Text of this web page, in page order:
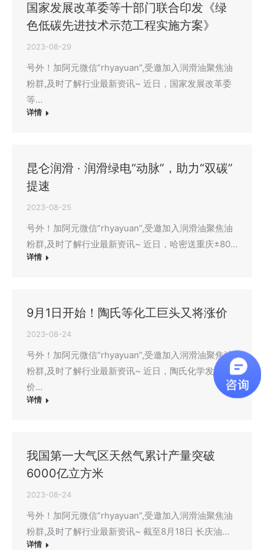
国家发展改革委等十部门联合印发《绿
色低碳先进技术示范工程实施方案》
2023-08-29
号外！加阿元微信“rhyayuan”,受邀加入润滑油聚焦油
粉群,及时了解行业最新资讯~ 近日，国家发展改革委
等…
详情
昆仑润滑 · 润滑绿电“动脉”，助力“双碳”
提速
2023-08-25
号外！加阿元微信“rhyayuan”,受邀加入润滑油聚焦油
粉群,及时了解行业最新资讯~ 近日，哈密送重庆±80…
详情
9月1日开始！陶氏等化工巨头又将涨价
2023-08-24
号外！加阿元微信“rhyayuan”,受邀加入润滑油聚焦油
粉群,及时了解行业最新资讯~ 近日，陶氏化学发布涨
价…
详情
我国第一大气区天然气累计产量突破
6000亿立方米
2023-08-24
号外！加阿元微信“rhyayuan”,受邀加入润滑油聚焦油
粉群,及时了解行业最新资讯~ 截至8月18日 长庆油…
详情